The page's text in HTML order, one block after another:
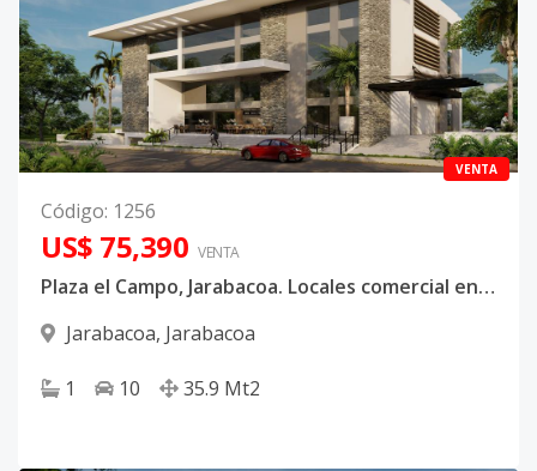
VENTA
Código: 1256
US$ 75,390 VENTA
Plaza el Campo, Jarabacoa. Locales comercial en mall con ascensor
Jarabacoa, Jarabacoa
1 10 35.9 Mt2